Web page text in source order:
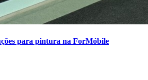
para pintura na ForMóbile